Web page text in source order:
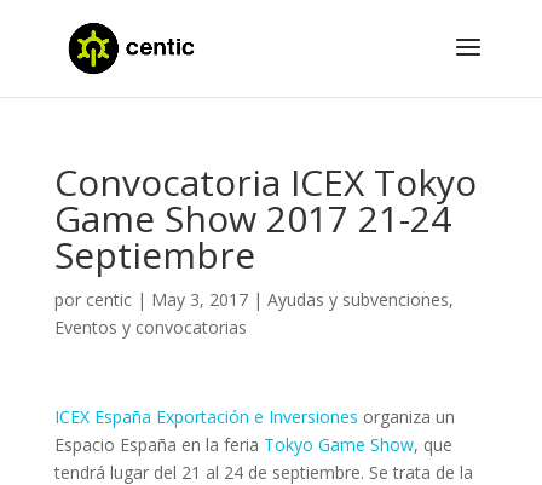
Convocatoria ICEX Tokyo
Game Show 2017 21-24
Septiembre
por centic| May 3, 2017| Ayudas y subvenciones,
Eventos y convocatorias
ICEX España Exportación e Inversiones organiza un
Espacio España en la feria Tokyo Game Show, que
tendrá lugar del 21 al 24 de septiembre. Se trata de la